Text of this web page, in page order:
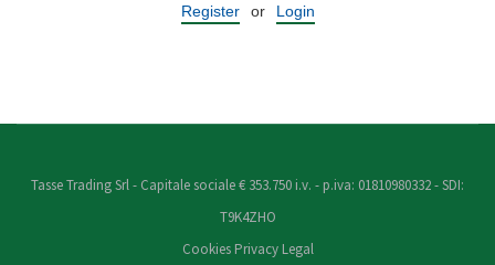
Register or Login
Tasse Trading Srl - Capitale sociale € 353.750 i.v. - p.iva: 01810980332 - SDI:
T9K4ZHO
Cookies Privacy Legal